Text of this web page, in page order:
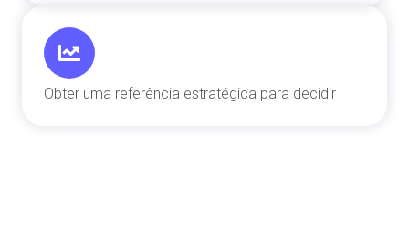
Obter uma referência estratégica para decidir